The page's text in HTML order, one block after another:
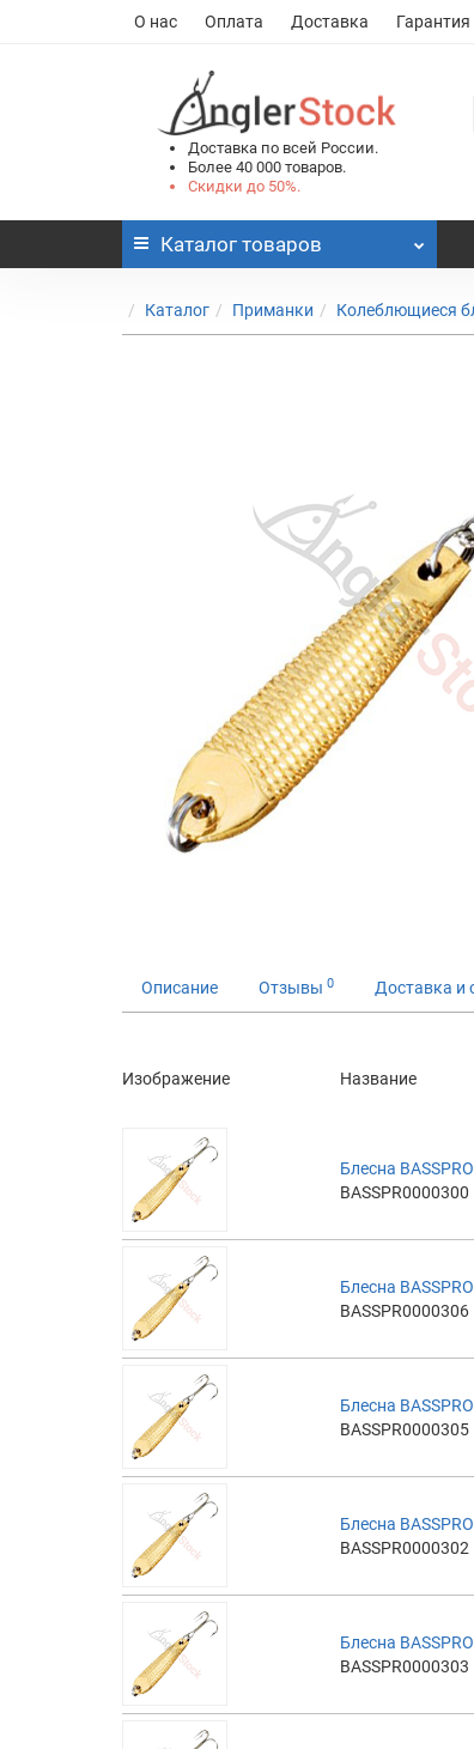
О нас Оплата Доставка Гарантия
Доставка по всей России.
Более 40 000 товаров.
Скидки до 50%.
Каталог товаров
Каталог Приманки Колеблющиеся
Описание Отзывы 0 Доставка и
Изображение Название
Блесна
BASSPR0000300
Блесна
BASSPR0000306
Блесна
BASSPR0000305
Блесна
BASSPR0000302
Блесна
BASSPR0000303